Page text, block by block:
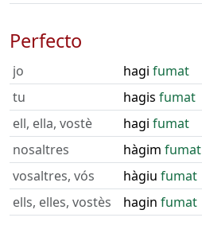
Perfecto
jo hagi fumat
tu
hagis fumat
ell, ella, vostè
hagi fumat
nosaltres
hàgim fumat
vosaltres, vós
hàgiu fumat
ells, elles, vostès
hagin fumat